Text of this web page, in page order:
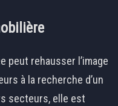
peut rehausser l’image
à la recherche d’un
secteurs, elle est